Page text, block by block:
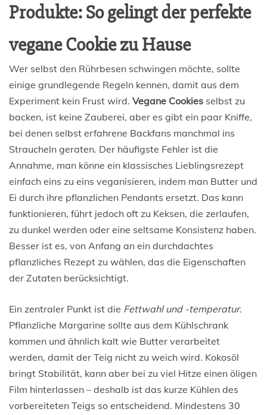
Produkte: So gelingt der perfekte
vegane Cookie zu Hause
Wer selbst den Rührbesen schwingen möchte, sollte
einige grundlegende Regeln kennen, damit aus dem
Experiment kein Frust wird. Vegane Cookies selbst zu
backen, ist keine Zauberei, aber es gibt ein paar Kniffe,
bei denen selbst erfahrene Backfans manchmal ins
Straucheln geraten. Der häufigste Fehler ist die
Annahme, man könne ein klassisches Lieblingsrezept
einfach eins zu eins veganisieren, indem man Butter und
Ei durch ihre pflanzlichen Pendants ersetzt. Das kann
funktionieren, führt jedoch oft zu Keksen, die zerlaufen,
zu dunkel werden oder eine seltsame Konsistenz haben.
Besser ist es, von Anfang an ein durchdachtes
pflanzliches Rezept zu wählen, das die Eigenschaften
der Zutaten berücksichtigt.
Ein zentraler Punkt ist die Fettwahl und -temperatur.
Pflanzliche Margarine sollte aus dem Kühlschrank
kommen und ähnlich kalt wie Butter verarbeitet
werden, damit der Teig nicht zu weich wird. Kokosöl
bringt Stabilität, kann aber bei zu viel Hitze einen öligen
Film hinterlassen – deshalb ist das kurze Kühlen des
vorbereiteten Teigs so entscheidend. Mindestens 30